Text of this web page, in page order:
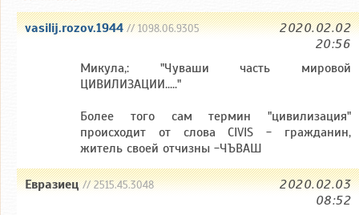
vasilij.rozov.1944// 1098.06.9305
2020.02.02
20:56
Микула,: "Чуваши часть мировой
ЦИВИЛИЗАЦИИ....."
Более того сам термин "цивилизация"
происходит от слова CIVIS - гражданин,
житель своей отчизны -ЧЪВАШ
Евразиец// 2515.45.3048
2020.02.03
08:52